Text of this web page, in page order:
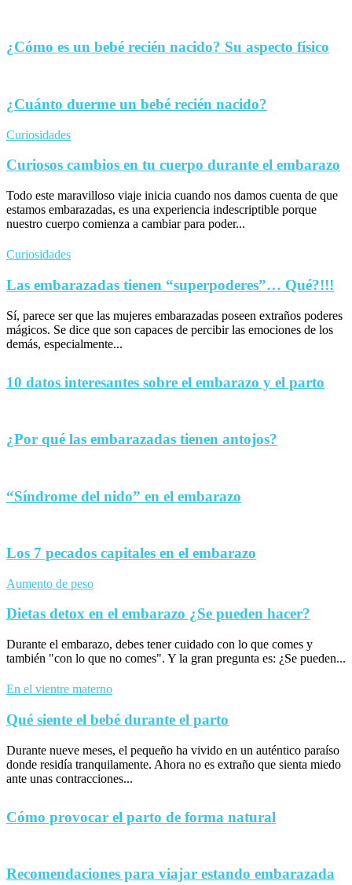
¿Cómo es un bebé recién nacido? Su aspecto físico
¿Cuánto duerme un bebé recién nacido?
Curiosidades
Curiosos cambios en tu cuerpo durante el embarazo
Todo este maravilloso viaje inicia cuando nos damos cuenta de que
estamos embarazadas, es una experiencia indescriptible porque
nuestro cuerpo comienza a cambiar para poder...
Curiosidades
Las embarazadas tienen “superpoderes”… Qué?!!!
Sí, parece ser que las mujeres embarazadas poseen extraños poderes
mágicos. Se dice que son capaces de percibir las emociones de los
demás, especialmente...
10 datos interesantes sobre el embarazo y el parto
¿Por qué las embarazadas tienen antojos?
“Síndrome del nido” en el embarazo
Los 7 pecados capitales en el embarazo
Aumento de peso
Dietas detox en el embarazo ¿Se pueden hacer?
Durante el embarazo, debes tener cuidado con lo que comes y
también "con lo que no comes". Y la gran pregunta es: ¿Se pueden...
En el vientre materno
Qué siente el bebé durante el parto
Durante nueve meses, el pequeño ha vivido en un auténtico paraíso
donde residía tranquilamente. Ahora no es extraño que sienta miedo
ante unas contracciones...
Cómo provocar el parto de forma natural
Recomendaciones para viajar estando embarazada